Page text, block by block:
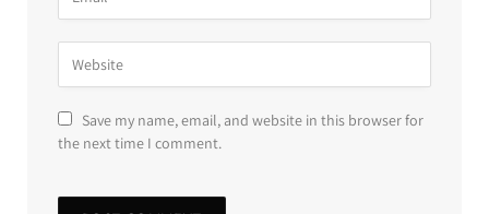
Save my name, email, and website in this browser for
the next time I comment.